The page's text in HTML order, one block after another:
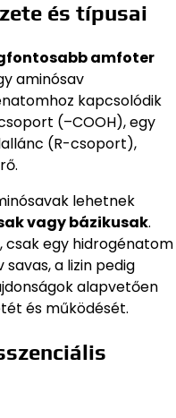
és típusai
amfoter
aminósav
kapcsolódik
(–COOH), egy
(R-csoport),
lehetnek
vagy bázikusak.
csak egy hidrogénatom
a lizin pedig
alapvetően
és működését.